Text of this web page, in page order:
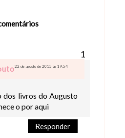
22 de agosto de 2015 às 19:54
dos livros do Augusto
o por aqui
Responder